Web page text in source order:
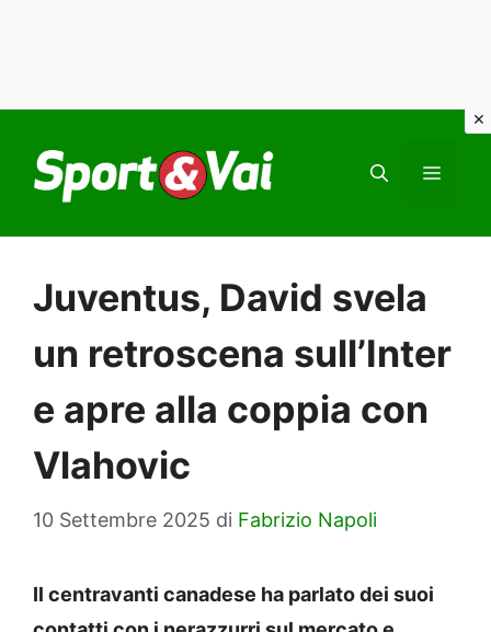
contenuto
Juventus, David svela
un retroscena sull’Inter
e apre alla coppia con
Vlahovic
10 Settembre 2025 di Fabrizio Napoli
Il centravanti canadese ha parlato dei suoi